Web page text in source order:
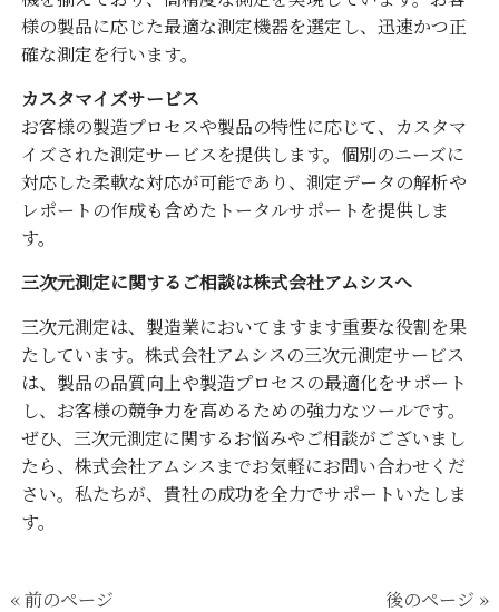
様の製品に応じた最適な測定機器を選定し、迅速かつ正
確な測定を行います。
カスタマイズサービス
お客様の製造プロセスや製品の特性に応じて、カスタマ
イズされた測定サービスを提供します。個別のニーズに
対応した柔軟な対応が可能であり、測定データの解析や
レポートの作成も含めたトータルサポートを提供しま
す。
三次元測定に関するご相談は株式会社アムシスへ
三次元測定は、製造業においてますます重要な役割を果
たしています。株式会社アムシスの三次元測定サービス
は、製品の品質向上や製造プロセスの最適化をサポート
し、お客様の競争力を高めるための強力なツールです。
ぜひ、三次元測定に関するお悩みやご相談がございまし
たら、株式会社アムシスまでお気軽にお問い合わせくだ
さい。私たちが、貴社の成功を全力でサポートいたしま
す。
« 前のページ 後のページ »